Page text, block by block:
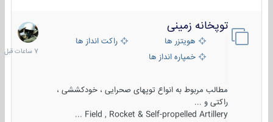
توپخانه زمینی
هویتزر ها
راکت انداز ها
خمپاره انداز ها
مطالب مربوط به انواع توپهای صحرایی ، خودکششی ،
راکتی و ...
Field , Rocket & Self-propelled Artillery ...
7
ساعات
قبل